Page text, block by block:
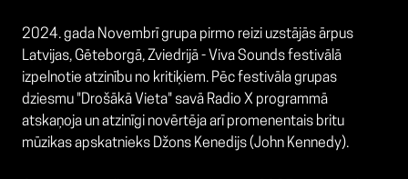
2024. gada Novembrī grupa pirmo reizi uzstājās ārpus
Latvijas, Gēteborgā, Zviedrijā - Viva Sounds festivālā
izpelnotie atzinību no kritiķiem. Pēc festivāla grupas
dziesmu "Drošākā Vieta" savā Radio X programmā
atskaņoja un atzinīgi novērtēja arī promenentais britu
mūzikas apskatnieks Džons Kenedijs (John Kennedy).